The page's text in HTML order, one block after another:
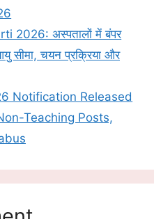
2026: अस्पतालों में बंपर
आयु सीमा, चयन प्रक्रिया और
Notification Released
Teaching Posts,